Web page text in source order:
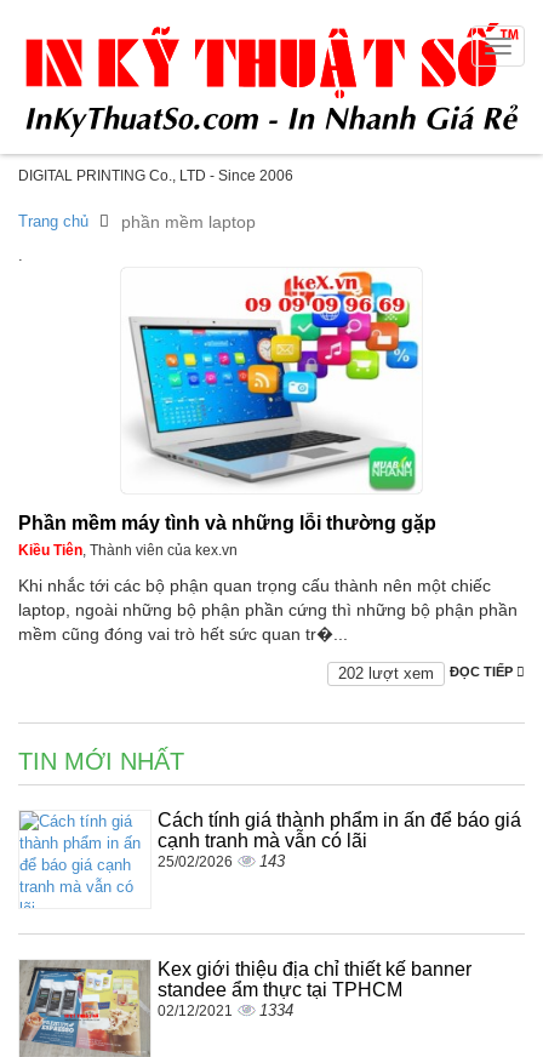
DIGITAL PRINTING Co., LTD - Since 2006
Toggle
Trang chủ phần mềm laptop
.
Phần mềm máy tình và những lỗi thường gặp
Kiều Tiên, Thành viên của kex.vn
Khi nhắc tới các bộ phận quan trọng cấu thành nên một chiếc
laptop, ngoài những bộ phận phần cứng thì những bộ phận phần
mềm cũng đóng vai trò hết sức quan tr�...
ĐỌC TIẾP
202 lượt xem
TIN MỚI NHẤT
Cách tính giá thành phẩm in ấn để báo giá
cạnh tranh mà vẫn có lãi
25/02/2026 143
Kex giới thiệu địa chỉ thiết kế banner
standee ẩm thực tại TPHCM
02/12/2021 1334